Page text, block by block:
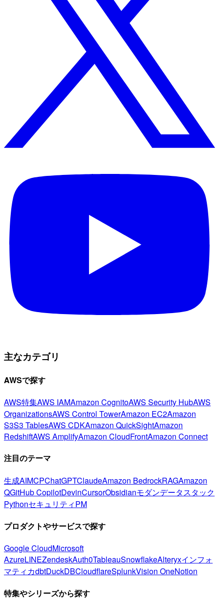
主なカテゴリ
AWSで探す
AWS特集AWS IAMAmazon CognitoAWS Security HubAWS
OrganizationsAWS Control TowerAmazon EC2Amazon
S3S3 TablesAWS CDKAmazon QuickSightAmazon
RedshiftAWS AmplifyAmazon CloudFrontAmazon Connect
注目のテーマ
生成AIMCPChatGPTClaudeAmazon BedrockRAGAmazon
QGitHub CopilotDevinCursorObsidianモダンデータスタック
PythonセキュリティPM
プロダクトやサービスで探す
Google CloudMicrosoft
AzureLINEZendeskAuth0TableauSnowflakeAlteryxインフォ
マティカdbtDuckDBCloudflareSplunkVision OneNotion
特集やシリーズから探す